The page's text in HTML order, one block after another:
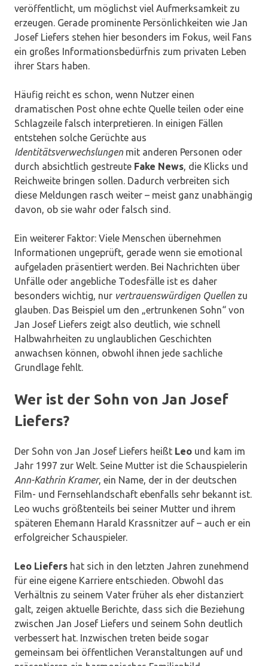
veröffentlicht, um möglichst viel Aufmerksamkeit zu
erzeugen. Gerade prominente Persönlichkeiten wie Jan
Josef Liefers stehen hier besonders im Fokus, weil Fans
ein großes Informationsbedürfnis zum privaten Leben
ihrer Stars haben.
Häufig reicht es schon, wenn Nutzer einen
dramatischen Post ohne echte Quelle teilen oder eine
Schlagzeile falsch interpretieren. In einigen Fällen
entstehen solche Gerüchte aus
Identitätsverwechslungen mit anderen Personen oder
durch absichtlich gestreute Fake News , die Klicks und
Reichweite bringen sollen. Dadurch verbreiten sich
diese Meldungen rasch weiter – meist ganz unabhängig
davon, ob sie wahr oder falsch sind.
Ein weiterer Faktor: Viele Menschen übernehmen
Informationen ungeprüft, gerade wenn sie emotional
aufgeladen präsentiert werden. Bei Nachrichten über
Unfälle oder angebliche Todesfälle ist es daher
besonders wichtig, nur vertrauenswürdigen Quellen zu
glauben. Das Beispiel um den „ertrunkenen Sohn“ von
Jan Josef Liefers zeigt also deutlich, wie schnell
Halbwahrheiten zu unglaublichen Geschichten
anwachsen können, obwohl ihnen jede sachliche
Grundlage fehlt.
Wer ist der Sohn von Jan Josef
Liefers?
Der Sohn von Jan Josef Liefers heißt Leo und kam im
Jahr 1997 zur Welt. Seine Mutter ist die Schauspielerin
Ann-Kathrin Kramer, ein Name, der in der deutschen
Film- und Fernsehlandschaft ebenfalls sehr bekannt ist.
Leo wuchs größtenteils bei seiner Mutter und ihrem
späteren Ehemann Harald Krassnitzer auf – auch er ein
erfolgreicher Schauspieler.
Leo Liefers hat sich in den letzten Jahren zunehmend
für eine eigene Karriere entschieden. Obwohl das
Verhältnis zu seinem Vater früher als eher distanziert
galt, zeigen aktuelle Berichte, dass sich die Beziehung
zwischen Jan Josef Liefers und seinem Sohn deutlich
verbessert hat. Inzwischen treten beide sogar
gemeinsam bei öffentlichen Veranstaltungen auf und